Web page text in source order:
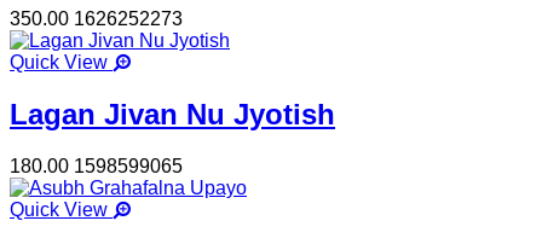
350.00 1626252273
Quick View
Lagan Jivan Nu Jyotish
180.00 1598599065
Quick View